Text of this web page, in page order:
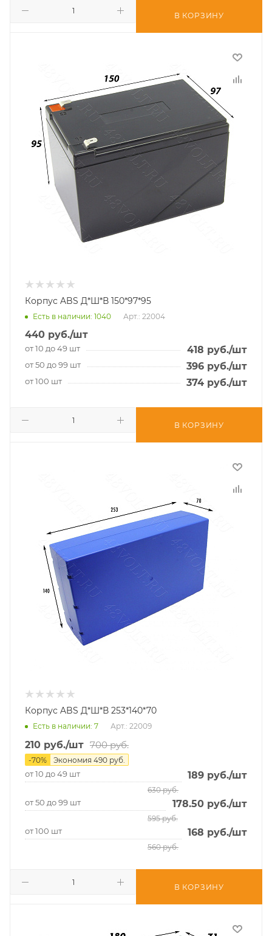
В КОРЗИНУ
Корпус ABS Д*Ш*В 150*97*95
Есть в наличии: 1040 Арт.: 22004
440 руб./шт
от 10 до 49 шт 418 руб./шт
от 50 до 99 шт 396 руб./шт
от 100 шт 374 руб./шт
В КОРЗИНУ
Корпус ABS Д*Ш*В 253*140*70
Есть в наличии: 7 Арт.: 22009
210 руб./шт 700руб.
-70% Экономия 490 руб.
от 10 до 49 шт 189 руб./шт
630руб.
от 50 до 99 шт 178.50 руб./шт
595руб.
от 100 шт 168 руб./шт
560руб.
В КОРЗИНУ